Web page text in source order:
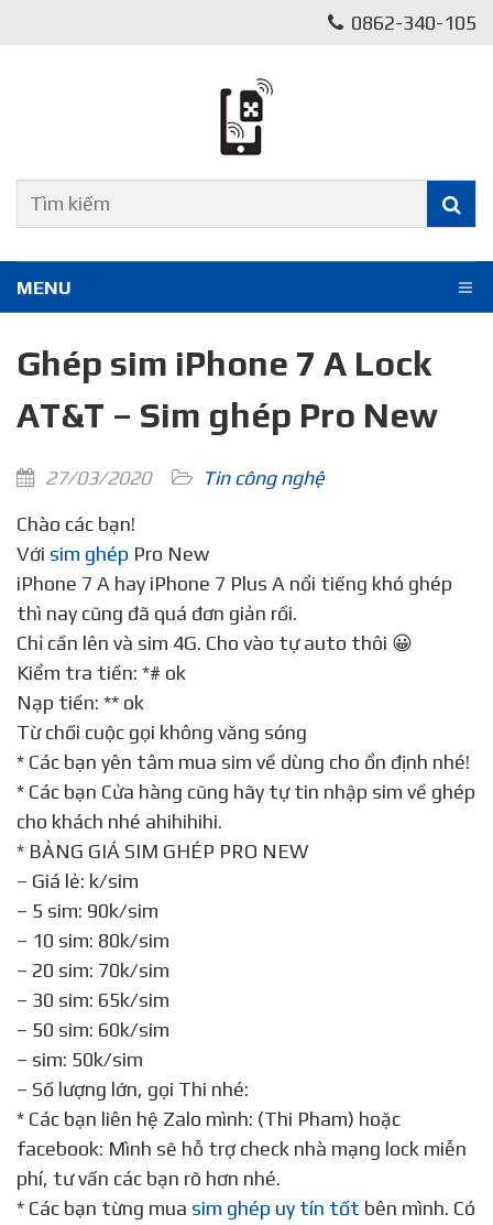
0862-340-105
MENU
Ghép sim iPhone 7 A Lock
AT&T – Sim ghép Pro New
27/03/2020
Tin công nghệ
Chào các bạn!
Với sim ghép Pro New
iPhone 7 A hay iPhone 7 Plus A nổi tiếng khó ghép
thì nay cũng đã quá đơn giản rồi.
Chỉ cần lên và sim 4G. Cho vào tự auto thôi 😀
Kiểm tra tiền: *# ok
Nạp tiền: ** ok
Từ chối cuộc gọi không văng sóng
* Các bạn yên tâm mua sim về dùng cho ổn định nhé!
* Các bạn Cửa hàng cũng hãy tự tin nhập sim về ghép
cho khách nhé ahihihihi.
* BẢNG GIÁ SIM GHÉP PRO NEW
– Giá lẻ: k/sim
– 5 sim: 90k/sim
– 10 sim: 80k/sim
– 20 sim: 70k/sim
– 30 sim: 65k/sim
– 50 sim: 60k/sim
– sim: 50k/sim
– Số lượng lớn, gọi Thi nhé:
* Các bạn liên hệ Zalo mình: (Thi Pham) hoặc
facebook: Mình sẽ hỗ trợ check nhà mạng lock miễn
phí, tư vấn các bạn rõ hơn nhé.
* Các bạn từng mua sim ghép uy tín tốt bên mình. Có